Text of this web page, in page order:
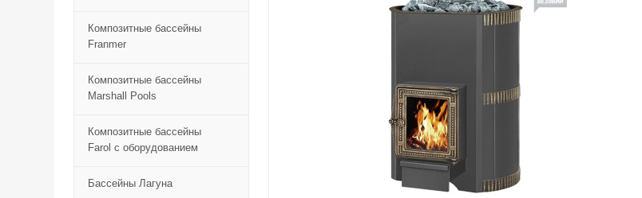
Композитные бассейны
Franmer
Композитные бассейны
Marshall Pools
Композитные бассейны
Farol с оборудованием
Бассейны Лагуна